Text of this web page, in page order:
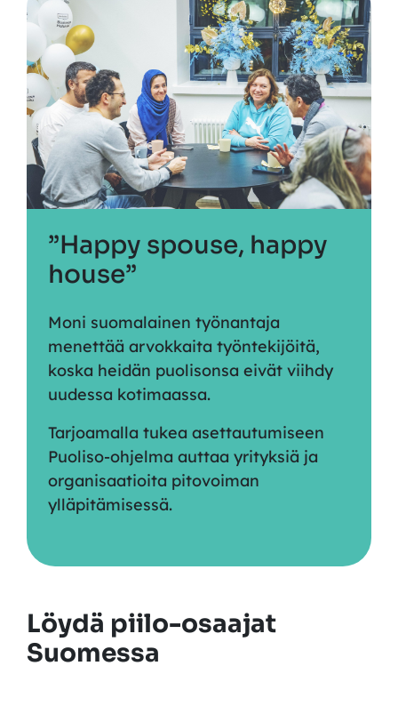
”Happy spouse, happy
house”
Moni suomalainen työnantaja
menettää arvokkaita työntekijöitä,
koska heidän puolisonsa eivät viihdy
uudessa kotimaassa.
Tarjoamalla tukea asettautumiseen
Puoliso-ohjelma auttaa yrityksiä ja
organisaatioita pitovoiman
ylläpitämisessä.
Löydä piilo-osaajat
Suomessa